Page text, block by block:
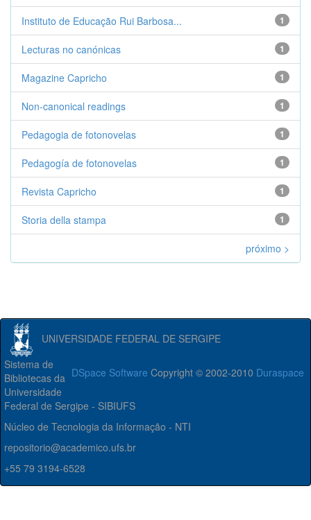
1
Instituto de Educação Rui Barbosa...
1
Lecturas no canónicas
1
Magazine Capricho
1
Non-canonical readings
1
Pedagogia de fotonovelas
1
Pedagogía de fotonovelas
1
Revista Capricho
1
Storia della stampa
próximo >
UNIVERSIDADE FEDERAL DE SERGIPE
DSpace Software Copyright © 2002-2010 Duraspace
Sistema de
Bibliotecas da
Universidade
Federal de Sergipe - SIBIUFS
Núcleo de Tecnologia da Informação - NTI
repositorio@academico.ufs.br
+55 79 3194-6528